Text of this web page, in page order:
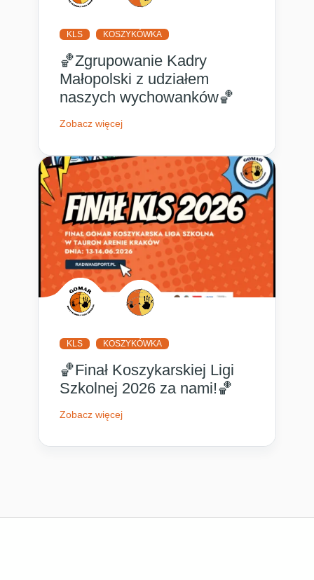
KLS KOSZYKÓWKA
🏀Zgrupowanie Kadry
Małopolski z udziałem
naszych wychowanków🏀
Zobacz więcej
KLS KOSZYKÓWKA
🏀Finał Koszykarskiej Ligi
Szkolnej 2026 za nami!🏀
Zobacz więcej